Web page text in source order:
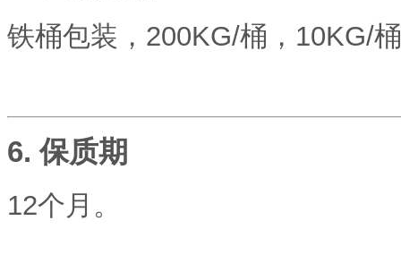
铁桶包装， 200KG/桶， 10KG/
6. 保质期
12个月。